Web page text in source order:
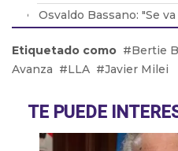
Osvaldo Bassano: "Se
Mariana Maglianese:
mosquitos, hay que
Roberto Pintos: “Lo
amigo en mis brazos”
Etiquetado como Bertie
Avanza
LLA Javier Milei
TE PUEDE